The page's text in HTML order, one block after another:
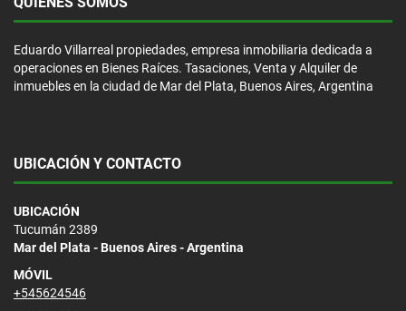
Eduardo Villarreal propiedades, empresa inmobiliaria dedicada a
operaciones en Bienes Raíces. Tasaciones, Venta y Alquiler de
inmuebles en la ciudad de Mar del Plata, Buenos Aires, Argentina
UBICACIÓN Y CONTACTO
UBICACIÓN
Tucumán 2389
Mar del Plata - Buenos Aires - Argentina
MÓVIL
+545624546